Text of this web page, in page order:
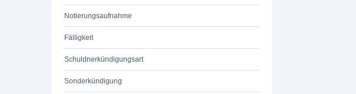
Notierungsaufnahme
Fälligkeit
Schuldnerkündigungsart
Sonderkündigung